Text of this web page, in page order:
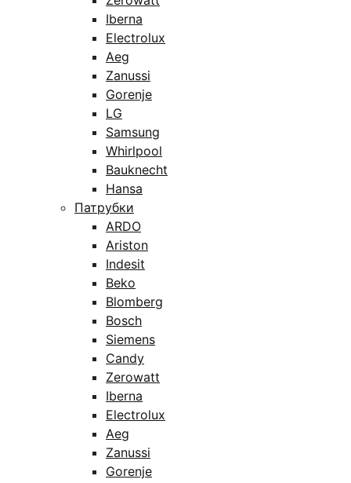
Iberna
Electrolux
Aeg
Zanussi
Gorenje
LG
Samsung
Whirlpool
Bauknecht
Hansa
Патрубки
ARDO
Ariston
Indesit
Beko
Blomberg
Bosch
Siemens
Candy
Zerowatt
Iberna
Electrolux
Aeg
Zanussi
Gorenje